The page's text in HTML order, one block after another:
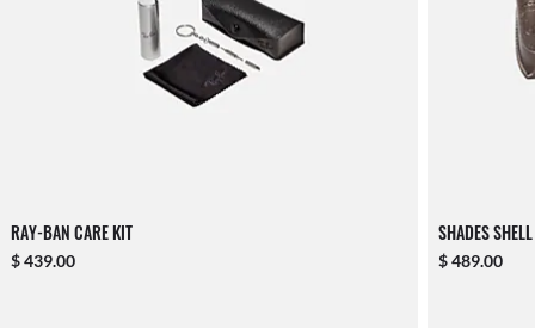
RAY-BAN CARE KIT
$ 439.00
SHADES
$ 489.00